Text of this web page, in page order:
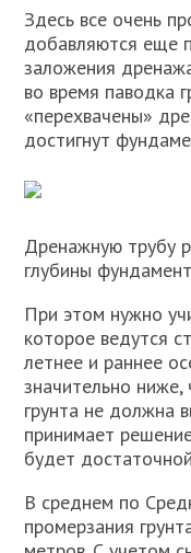
Здесь все очень
добавляются еще
заложения
во время паводка
«перехвачены»
достигнут
Дренажную трубу
глубины
При этом нужно
которое ведутся
летнее и раннее
значительно ниже,
грунта не должна
принимает
будет
В среднем по
промерзания